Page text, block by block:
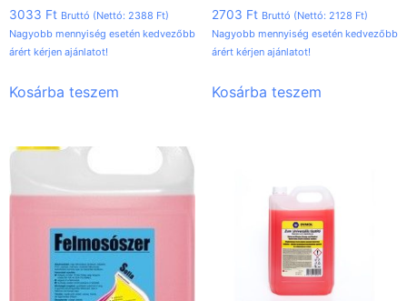
3033 Ft Bruttó (Nettó: 2388 Ft)
Nagyobb mennyiség esetén kedvezőbb
árért kérjen ajánlatot!
Kosárba teszem
2703 Ft Bruttó (Nettó: 2128 Ft)
Nagyobb mennyiség esetén kedvezőbb
árért kérjen ajánlatot!
Kosárba teszem